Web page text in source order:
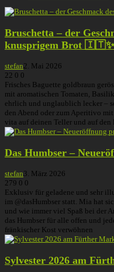
Bruschetta – der
knusprigem Brot 🇮🇹✨
stefan2. Mai 2026
22 0 0
Frisches Baguette goldbraun
mit aromatischen Tomaten,
ehrlich und unglaublich lecker –
den Abend oder zum Aperitivo
vita auf deinen Teller und auf
Das Humbser –
stefan3. März 2026
279 0 0
Exklusiv für geladene und sehr
im @dasHumbser statt. Mia hat
und wie immer viel Spaß bei der
das Humbser für alle offen und
fränkischer Kost verwöhnen
Sylvester 2026 am